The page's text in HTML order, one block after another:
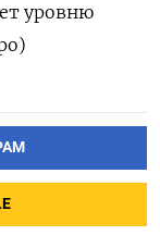
уровню